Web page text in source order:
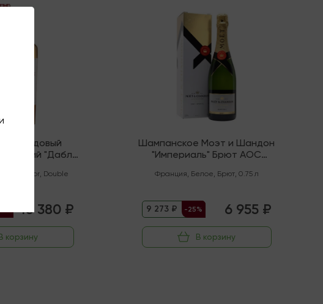
летний "Дабл
Color, Double
10 380 ₽
корзину
Шампанское Моэт и Шандон
"Империаль" Брют AOC
Франция, Белое, Брют, 0.75 л
9 273 ₽ -25% 6 955 ₽
В корзину